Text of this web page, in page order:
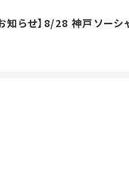
知らせ】8/28 神戸ソーシ